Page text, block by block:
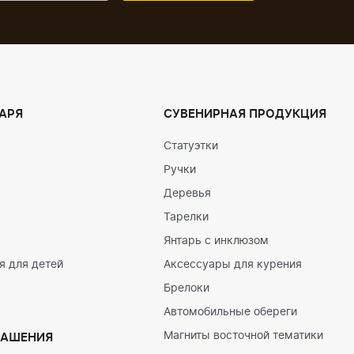
для детей
СУВЕНИРНАЯ ПРОДУКЦИЯ
Статуэтки
Ручки
Деревья
Тарелки
Янтарь с инклюзом
Аксессуары для курения
Брелоки
Автомобильные обереги
Магниты восточной тематики